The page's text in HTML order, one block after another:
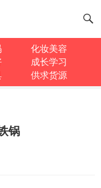
化妆美容
成长学习
供求货源
锅